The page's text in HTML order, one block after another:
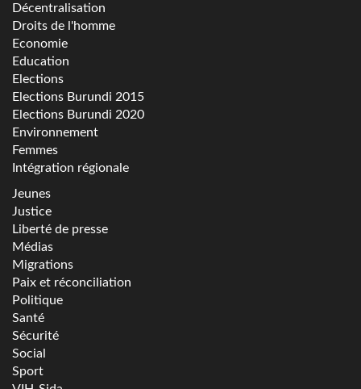
Décentralisation
Droits de l'homme
Economie
Education
Elections
Elections Burundi 2015
Elections Burundi 2020
Environnement
Femmes
Intégration régionale
Jeunes
Justice
Liberté de presse
Médias
Migrations
Paix et réconciliation
Politique
Santé
Sécurité
Social
Sport